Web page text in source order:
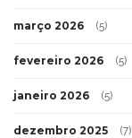
março 2026 (5)
fevereiro 2026 (5)
janeiro 2026 (5)
dezembro 2025 (7)